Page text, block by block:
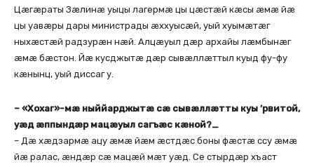
Цæгæраты Зæлинæ уыцы лагермæ цы цæстæй кæсы æмæ йæ
цы уавæры дары министрады æххуысæй, уый хуымæтæг
ныхæстæй радзурæн нæй. Алцæуыл дæр архайы лæмбынæг
æмæ бæстон. Йæ кусджытæ дæр сывæллæттыл куыд фу-фу
кæнынц, уый диссаг у.
– «Хохаг»-мæ ныййарджытæ сæ сывæллæтты куы ’рвитой,
уæд æппындæр мацæуыл сагъæс кæной?_
– Дæ хæдзармæ ацу æмæ йæм æстдæс боны фæстæ ссу æмæ
йæ ралас, æндæр сæ мацæй мæт уæд. Се стырдæр хъаст